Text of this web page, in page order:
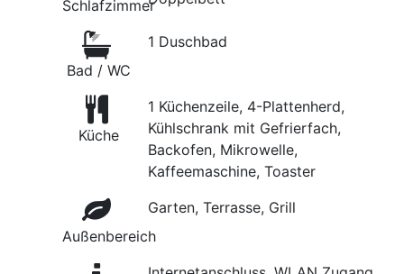
Schlafzimmer
Bad / WC
1 Duschbad
Küche
1 Küchenzeile, 4-Plattenherd,
Kühlschrank mit Gefrierfach,
Backofen, Mikrowelle,
Kaffeemaschine, Toaster
Außenbereich
Garten, Terrasse, Grill